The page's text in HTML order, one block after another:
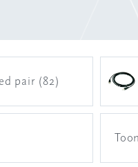
pair (82)